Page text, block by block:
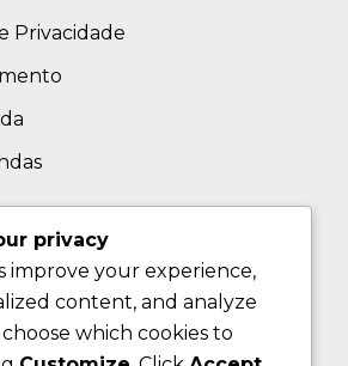
Privacidade
privacy
improve your experience,
content, and analyze
which cookies to